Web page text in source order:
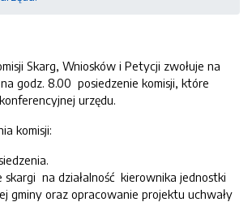
Skarg, Wniosków i Petycji zwołuje na
godz. 8.00 posiedzenie komisji, które
urzędu.
komisji:
skargi na działalność kierownika jednostki
gminy oraz opracowanie projektu uchwały